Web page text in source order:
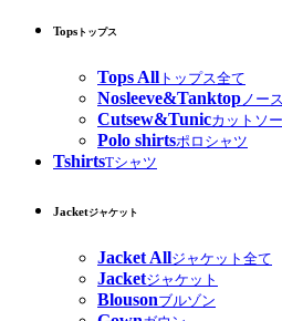
Tops トップス
Tops All トップス全て
Nosleeve&Tanktop ノー
Cutsew&Tunicカットソ
Polo shirtsポロシャツ
TshirtsTシャツ
Jacketジャケット
Jacket Allジャケット全て
Jacketジャケット
Blousonブルゾン